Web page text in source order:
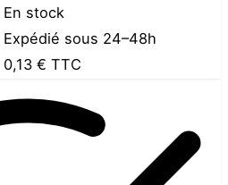
En stock
Expédié sous 24–48h
0,13 € TTC